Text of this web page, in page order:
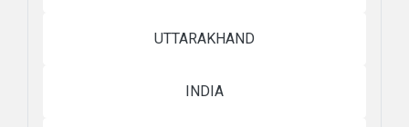
UTTARAKHAND
INDIA